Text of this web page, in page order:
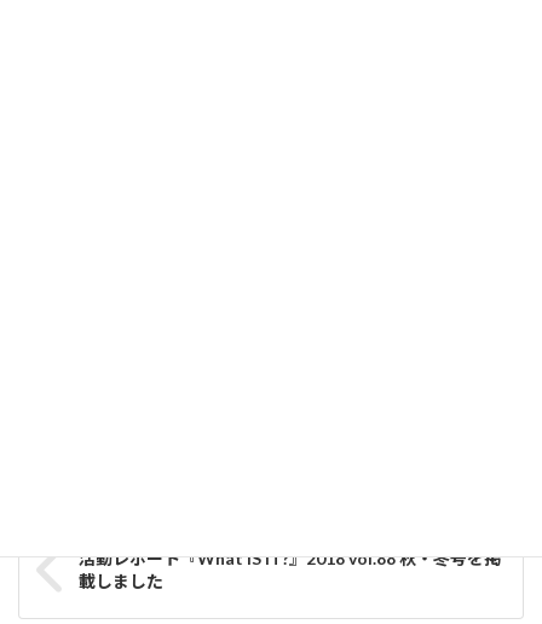
活動レポート『What IS IT?』2018 vol.88 秋・冬号を掲
載しました